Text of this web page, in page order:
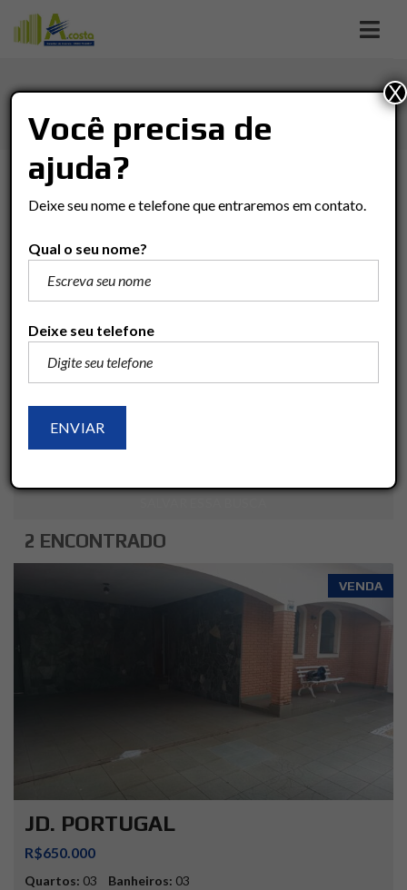
TIPO DE NEGÓCIO
TIPO DO IMÓVEL
VALOR(R$)
2 ENCONTRADO
VENDA
JD. PORTUGAL
R$650.000
Quartos: 03 Banheiros: 03
Você precisa de
ajuda?
Deixe seu nome e telefone que entraremos em contato.
Qual o seu nome?
Deixe seu telefone
X